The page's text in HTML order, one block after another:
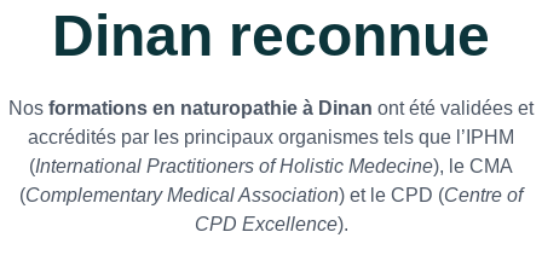
Dinan reconnue
Nos formations en naturopathie à Dinan ont été validées et
accrédités par les principaux organismes tels que l’IPHM
(International Practitioners of Holistic Medecine), le CMA
(Complementary Medical Association) et le CPD (Centre of
CPD Excellence).